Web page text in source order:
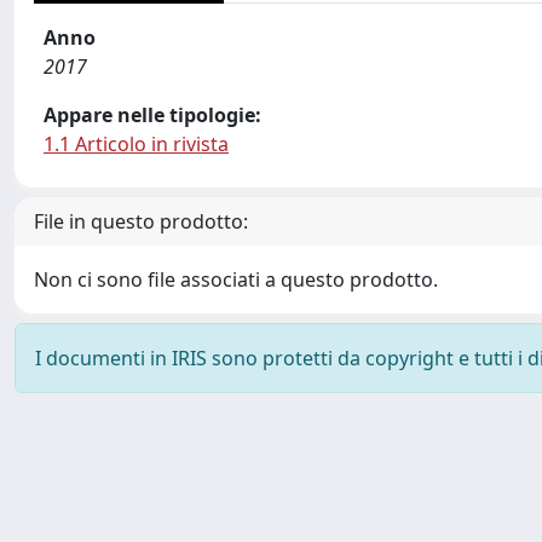
Anno
2017
Appare nelle tipologie:
1.1 Articolo in rivista
File in questo prodotto:
Non ci sono file associati a questo prodotto.
I documenti in IRIS sono protetti da copyright e tutti i